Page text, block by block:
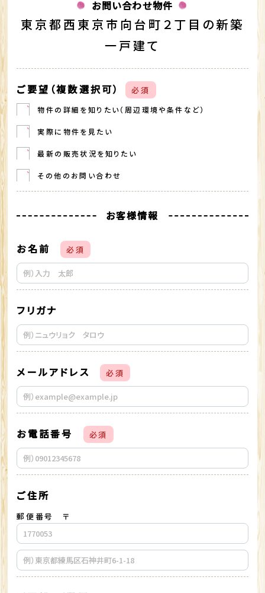
お問い合わせ物件
東京都西東京市向台町２丁目の新築
一戸建て
ご要望（複数選択可） 必須
物件の詳細を知りたい（周辺環境や条件など）
実際に物件を見たい
最新の販売状況を知りたい
その他のお問い合わせ
お客様情報
お名前 必須
フリガナ
メールアドレス 必須
お電話番号 必須
ご住所
郵便番号 〒